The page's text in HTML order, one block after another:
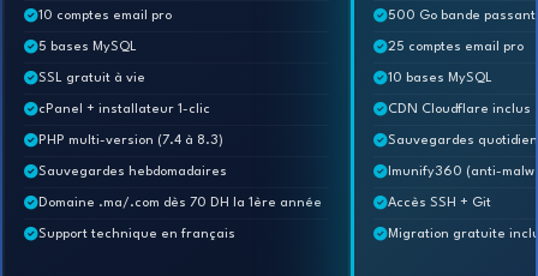
10 comptes email pro
5 bases MySQL
SSL gratuit à vie
cPanel + installateur 1-clic
PHP multi-version (7.4 à 8.3)
Sauvegardes hebdomadaires
Domaine .ma/.com dès 70 DH la 1ère année
Support technique en français
500 Go bande
25 comptes email pro
10 bases MySQL
CDN Cloudflare inclus
Sauvegardes
Imunify360 (anti-
Accès SSH + Git
Migration gratuite